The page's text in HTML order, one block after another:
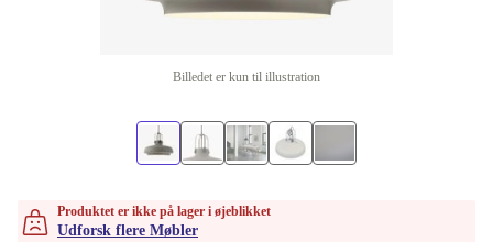
Billedet er kun til illustration
Produktet er ikke på lager i øjeblikket
Udforsk flere Møbler